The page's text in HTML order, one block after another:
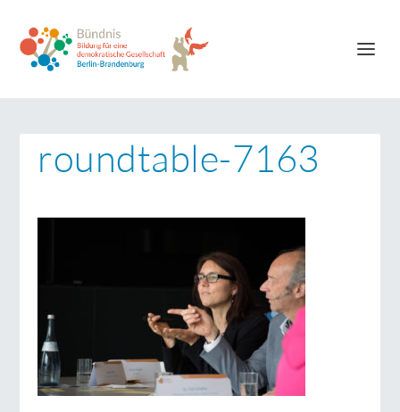
roundtable-7163